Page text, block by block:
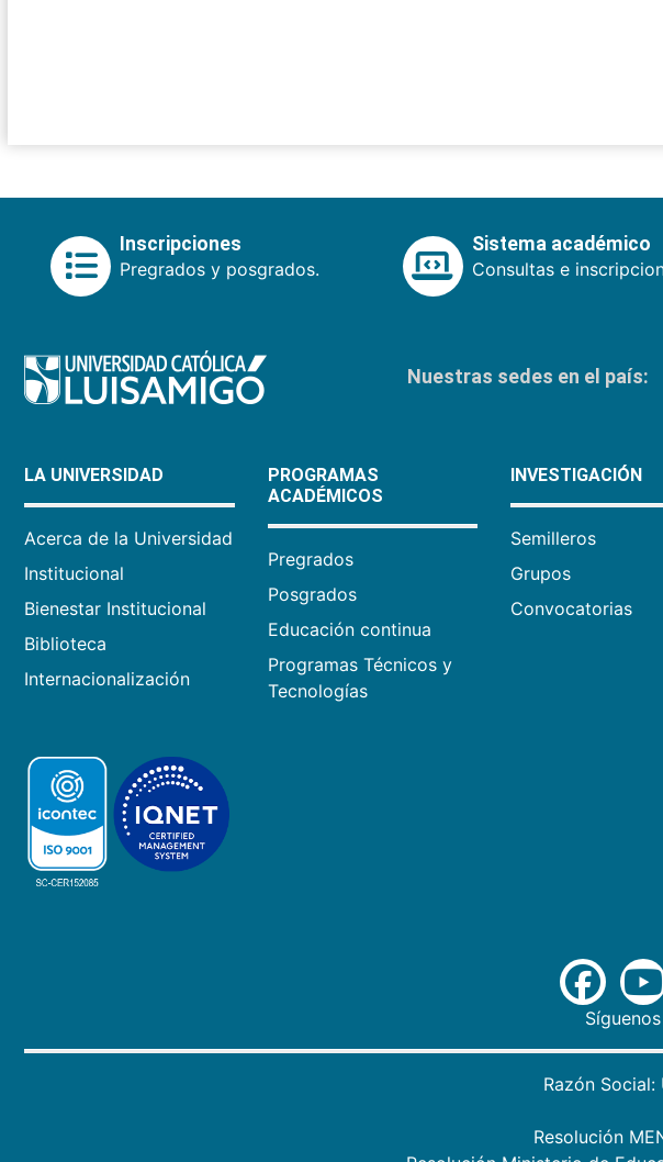
Inscripciones
Pregrados y posgrados.
Sistema académico
Consultas e
Nuestras sedes en el país:
LA UNIVERSIDAD
Acerca de la Universidad
Institucional
Bienestar Institucional
Biblioteca
Internacionalización
PROGRAMAS
ACADÉMICOS
Pregrados
Posgrados
Educación continua
Programas Técnicos y
Tecnologías
INVESTIGACIÓN
Semilleros
Grupos
Convocatorias
Razón
Resolución